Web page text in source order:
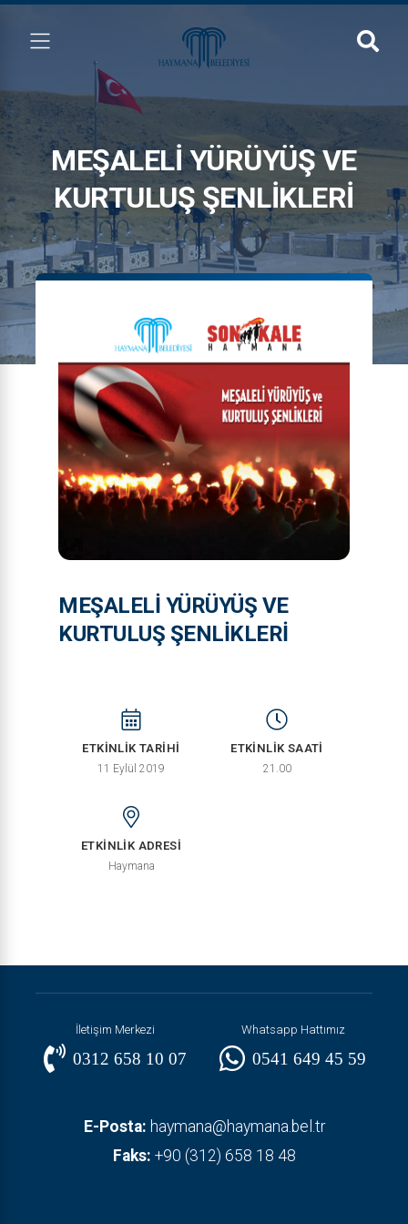
MEŞALELİ YÜRÜYÜŞ VE
KURTULUŞ ŞENLİKLERİ
MEŞALELİ YÜRÜYÜŞ VE
KURTULUŞ ŞENLİKLERİ
ETKİNLİK TARİHİ
11 Eylül 2019
ETKİNLİK SAATİ
21.00
ETKİNLİK ADRESİ
Haymana
İletişim Merkezi
0312 658 10 07
Whatsapp Hattımız
0541 649 45 59
E-Posta: haymana@haymana.bel.tr
Faks: +90 (312) 658 18 48